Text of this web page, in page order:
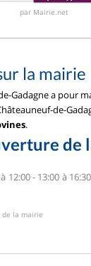
par Mairie.net
la mairie
Gadagne a pour
de-
.
de
12:00 - 13:00 à 16:30
la mairie